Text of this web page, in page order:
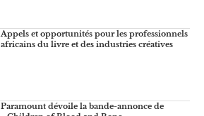
Appels et opportunités pour les professionnels
africains du livre et des industries créatives
Paramount dévoile la bande-annonce de